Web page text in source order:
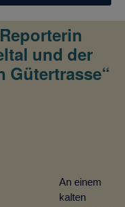
und der
Gütertrasse“
An einem
kalten